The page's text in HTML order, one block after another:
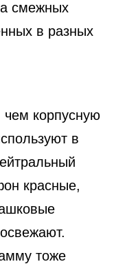
смежных
в разных
чем корпусную
в
красные,
тоже